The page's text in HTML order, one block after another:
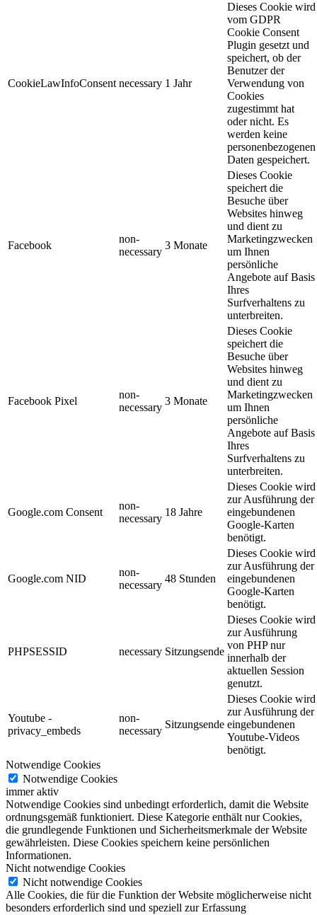
CookieLawInfoConsent necessary 1 Jahr
Dieses Cookie wird
vom GDPR
Cookie Consent
Plugin gesetzt und
speichert, ob der
Benutzer der
Verwendung von
Cookies
zugestimmt hat
oder nicht. Es
werden keine
personenbezogenen
Daten gespeichert.
Facebook
non-
necessary
3 Monate
Dieses Cookie
speichert die
Besuche über
Websites hinweg
und dient zu
Marketingzwecken
um Ihnen
persönliche
Angebote auf Basis
Ihres
Surfverhaltens zu
unterbreiten.
Facebook Pixel
non-
necessary
3 Monate
Dieses Cookie
speichert die
Besuche über
Websites hinweg
und dient zu
Marketingzwecken
um Ihnen
persönliche
Angebote auf Basis
Ihres
Surfverhaltens zu
unterbreiten.
Google.com Consent
non-
necessary
18 Jahre
Dieses Cookie wird
zur Ausführung der
eingebundenen
Google-Karten
benötigt.
Google.com NID
non-
necessary
48 Stunden
Dieses Cookie wird
zur Ausführung der
eingebundenen
Google-Karten
benötigt.
PHPSESSID necessary Sitzungsende
Dieses Cookie wird
zur Ausführung
von PHP nur
innerhalb der
aktuellen Session
genutzt.
Youtube -
privacy_embeds
non-
necessary
Sitzungsende
Dieses Cookie wird
zur Ausführung der
eingebundenen
Youtube-Videos
benötigt.
Notwendige Cookies
Notwendige Cookies
immer aktiv
Notwendige Cookies sind unbedingt erforderlich, damit die Website
ordnungsgemäß funktioniert. Diese Kategorie enthält nur Cookies,
die grundlegende Funktionen und Sicherheitsmerkmale der Website
gewährleisten. Diese Cookies speichern keine persönlichen
Informationen.
Nicht notwendige Cookies
Nicht notwendige Cookies
Alle Cookies, die für die Funktion der Website möglicherweise nicht
besonders erforderlich sind und speziell zur Erfassung